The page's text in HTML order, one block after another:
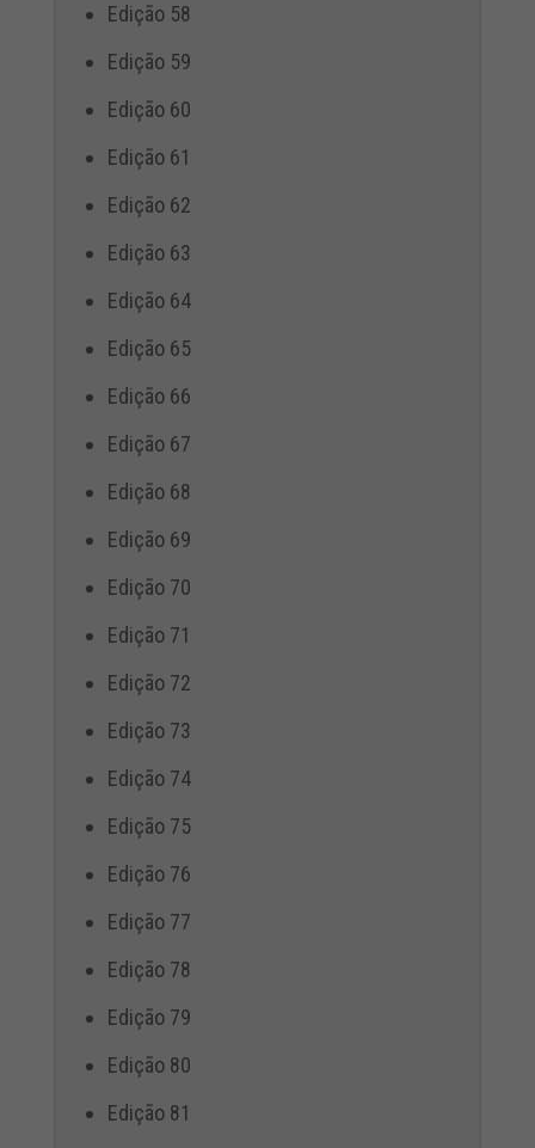
Edição 58
Edição 59
Edição 60
Edição 61
Edição 62
Edição 63
Edição 64
Edição 65
Edição 66
Edição 67
Edição 68
Edição 69
Edição 70
Edição 71
Edição 72
Edição 73
Edição 74
Edição 75
Edição 76
Edição 77
Edição 78
Edição 79
Edição 80
Edição 81